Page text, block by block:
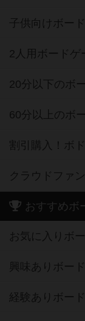
子供向けボー
2人用ボードゲ
20分以下のボ
60分以上のボ
割引購入！ボ
クラウドファ
おすすめボ
お気に入りボ
興味ありボー
経験ありボー